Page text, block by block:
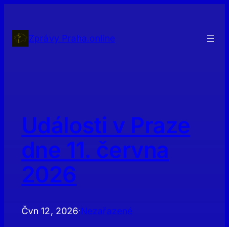
obsahZprávy Praha.online
Události v Praze
dne 11. června
2026
Čvn 12, 2026 ·Nezařazené